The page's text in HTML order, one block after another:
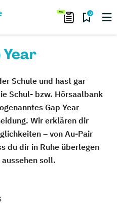
0
Year
Schule und hast gar
Schul- bzw. Hörsaalbank
Gap Year
Wir erklären dir
– von Au-Pair
du dir in Ruhe überlegen
soll.